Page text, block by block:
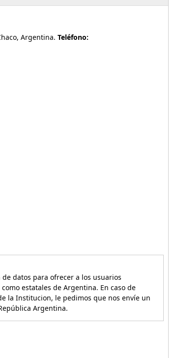
Argentina. Teléfono:
datos para ofrecer a los usuarios
estatales de Argentina. En caso de
la Institucion, le pedimos que nos envíe un
Argentina.